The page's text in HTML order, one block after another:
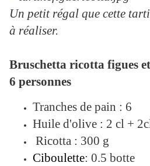
Un petit régal que cette
à réaliser.
Bruschetta ricotta figues
6 personnes
Tranches de pain : 6
Huile d'olive : 2 cl +
Ricotta : 300 g
Ciboulette: 0.5 botte